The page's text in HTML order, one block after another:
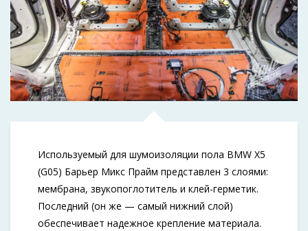
Используемый для шумоизоляции пола BMW X5
(G05) Барьер Микс Прайм представлен 3 слоями:
мембрана, звукопоглотитель и клей-герметик.
Последний (он же — самый нижний слой)
обеспечивает надежное крепление материала.